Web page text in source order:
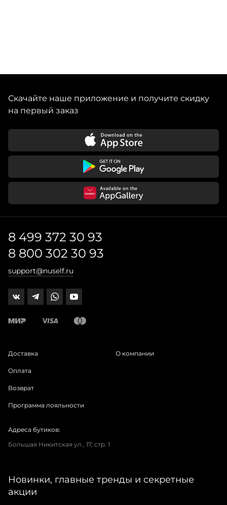
Скачайте наше приложение и получите скидку
на первый заказ
8 499 372 30 93
8 800 302 30 93
support@nuself.ru
Доставка
Оплата
Возврат
Программа лояльности
О компании
Адреса бутиков:
Большая Никитская ул., 17, стр. 1
Новинки, главные тренды и секретные
акции